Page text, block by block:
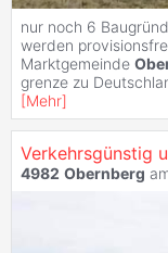
nur noch 6
werden
Marktgemeinde
grenze zu
[Mehr]
4982 Obernberg